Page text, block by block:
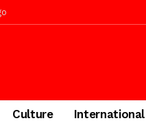
jours ago
en procès
2 jours ago
Culture International